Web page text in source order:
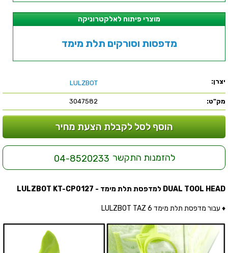
מוצרי פיתוח לאלקטרוניקה
מדפסות וסורקים תלת מימד
יצרן: LULZBOT
מק"ט: 3047582
הוסף לסל לקבלת הצעת מחיר
להזמנות התקשר 04-8520233
DUAL TOOL HEAD למדפסת תלת מימד - LULZBOT KT-CP0127
♦ עבור מדפסת תלת מימד LULZBOT TAZ 6